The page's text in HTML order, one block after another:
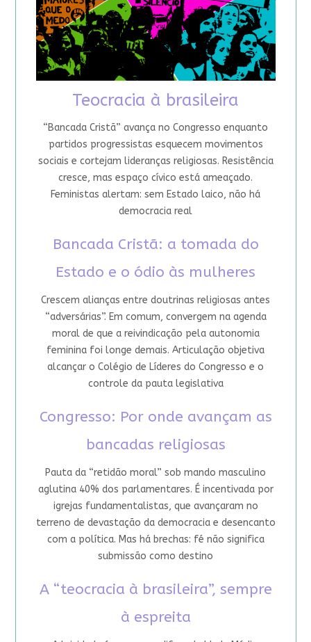
Teocracia à brasileira
“Bancada Cristã” avança no Congresso enquanto
partidos progressistas esquecem movimentos
sociais e cortejam lideranças religiosas. Resistência
cresce, mas espaço cívico está ameaçado.
Feministas alertam: sem Estado laico, não há
democracia real
Bancada Cristã: a tomada do
Estado e o ódio às mulheres
Crescem alianças entre doutrinas religiosas antes
“adversárias”. Em comum, convergem na agenda
moral de que a reivindicação pela autonomia
feminina foi longe demais. Articulação objetiva
alcançar o Colégio de Líderes do Congresso e o
controle da pauta legislativa
Congresso: Por onde avançam as
bancadas religiosas
Pauta da “retidão moral” sob mando masculino
aglutina 40% dos parlamentares. É incentivada por
igrejas fundamentalistas, que avançaram no
terreno de devastação da democracia e desencanto
com a política. Mas há brechas: fé não significa
submissão como destino
A “teocracia à brasileira”, sempre
à espreita